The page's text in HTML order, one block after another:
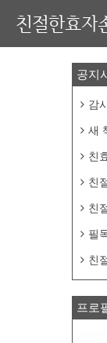
친절한효자
공지
감
새
친
친
친
필
친
프로